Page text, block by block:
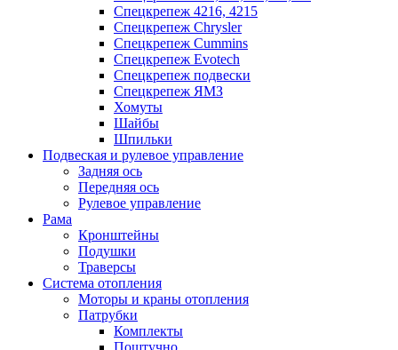
Спецкрепеж 4216, 4215
Спецкрепеж Chrysler
Спецкрепеж Cummins
Спецкрепеж Evotech
Спецкрепеж подвески
Спецкрепеж ЯМЗ
Хомуты
Шайбы
Шпильки
Подвеская и рулевое управление
Задняя ось
Передняя ось
Рулевое управление
Рама
Кронштейны
Подушки
Траверсы
Система отопления
Моторы и краны отопления
Патрубки
Комплекты
Поштучно